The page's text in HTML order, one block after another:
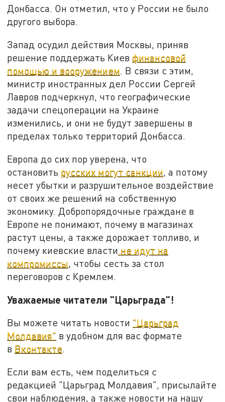
Донбасса. Он отметил, что у России не было
другого выбора.
Запад осудил действия Москвы, приняв
решение поддержать Киевфинансовой
помощью и вооружением. В связи с этим,
министр иностранных дел России Сергей
Лавров подчеркнул, что географические
задачи спецоперации на Украине
изменились, и они не будут завершены в
пределах только территорий Донбасса.
Европа до сих пор уверена, что
остановить русских могут санкции, а потому
несет убытки и разрушительное воздействие
от своих же решений на собственную
экономику. Добропорядочные граждане в
Европе не понимают, почему в магазинах
растут цены, а также дорожает топливо, и
почему киевские власти не идут на
компромиссы, чтобы сесть за стол
переговоров с Кремлем.
Уважаемые читатели "Царьграда"!
Вы можете читать новости "Царьград
Молдавия" в удобном для вас формате
в Вконтакте.
Если вам есть, чем поделиться с
редакцией "Царьград Молдавия", присылайте
свои наблюдения, а также новости на нашу